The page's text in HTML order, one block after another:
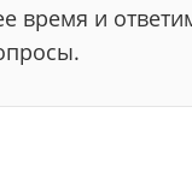
время и